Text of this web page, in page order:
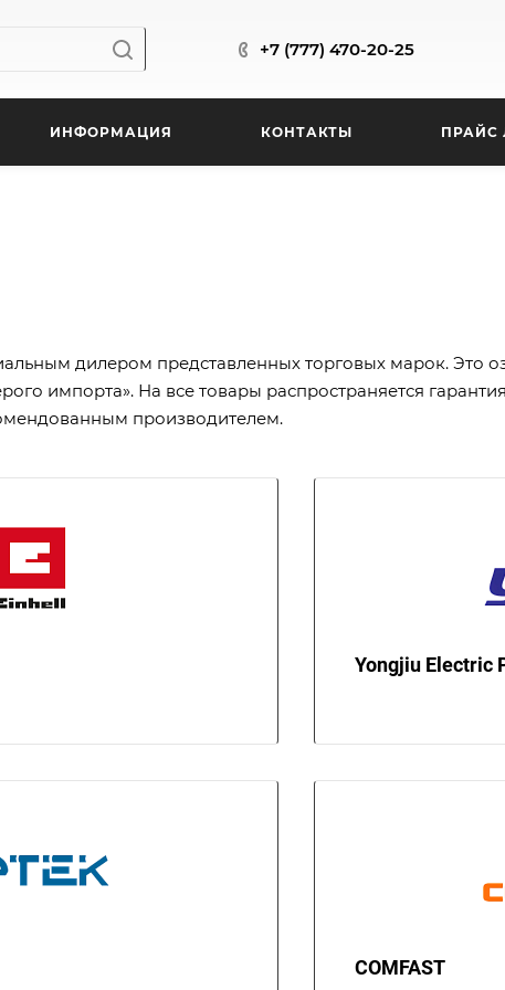
+7 (777) 470-20-25
ИНФОРМАЦИЯ КОНТАКТЫ ПРАЙС
дилером представленных торговых марок. Это
импорта». На все товары распространяется
производителем.
Yongjiu Electric
COMFAST